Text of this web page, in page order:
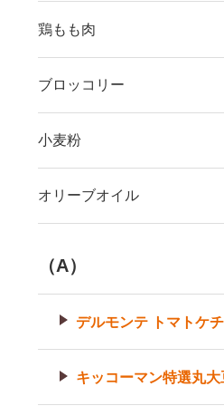
鶏もも肉
ブロッコリー
小麦粉
オリーブオイル
（A）
デルモンテ トマトケ
キッコーマン特選丸